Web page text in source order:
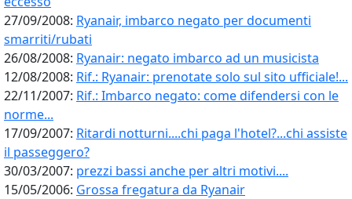
27/09/2008: Ryanair, imbarco negato per documenti
smarriti/rubati
26/08/2008: Ryanair: negato imbarco ad un musicista
12/08/2008: Rif.: Ryanair: prenotate solo sul sito ufficiale!...
22/11/2007: Rif.: Imbarco negato: come difendersi con le
norme...
17/09/2007: Ritardi notturni....chi paga l'hotel?...chi assiste
il passeggero?
30/03/2007: prezzi bassi anche per altri motivi....
15/05/2006: Grossa fregatura da Ryanair